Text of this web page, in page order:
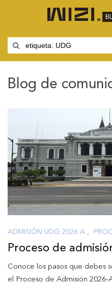
Blog de
ADMISIÓN UDG 2026 A ,
Proceso de
Conoce los pasos que debes
el Proceso de Admisión 2026-